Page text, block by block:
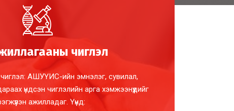
чиглэл
АШУҮИС-ийн эмнэлэг, сувилал,
үндсэн чиглэлийн арга хэмжээнүүдийг
ажилладаг. Үүнд: